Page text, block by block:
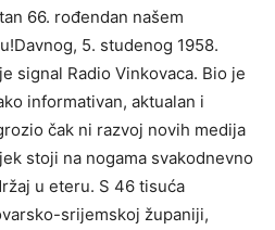
66. rođendan našem
5. studenog 1958.
signal Radio Vinkovaca. Bio je
informativan, aktualan i
čak ni razvoj novih medija
stoji na nogama svakodnevno
u eteru. S 46 tisuća
srijemskoj županiji,